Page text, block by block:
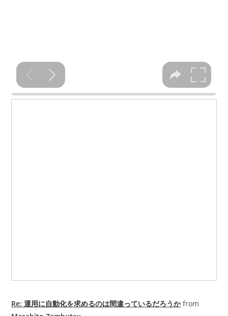
Re: 運用に自動化を求めるのは間違っているだろうか from